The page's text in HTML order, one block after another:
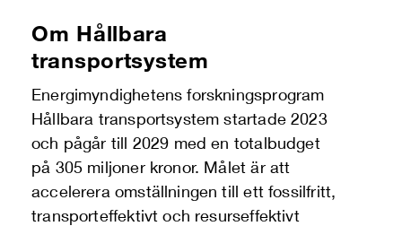
Om Hållbara
transportsystem
Energimyndighetens forskningsprogram
Hållbara transportsystem startade 2023
och pågår till 2029 med en totalbudget
på 305 miljoner kronor. Målet är att
accelerera omställningen till ett fossilfritt,
transporteffektivt och resurseffektivt